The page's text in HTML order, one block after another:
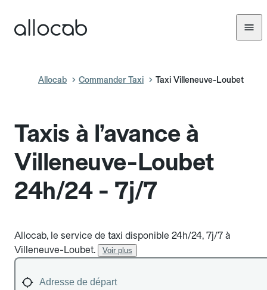
Allocab Commander Taxi Taxi Villeneuve-Loubet
Taxis à l’avance à
Villeneuve-Loubet
24h/24 - 7j/7
Allocab, le service de taxi disponible 24h/24, 7j/7 à
Villeneuve-Loubet.
Voir plus